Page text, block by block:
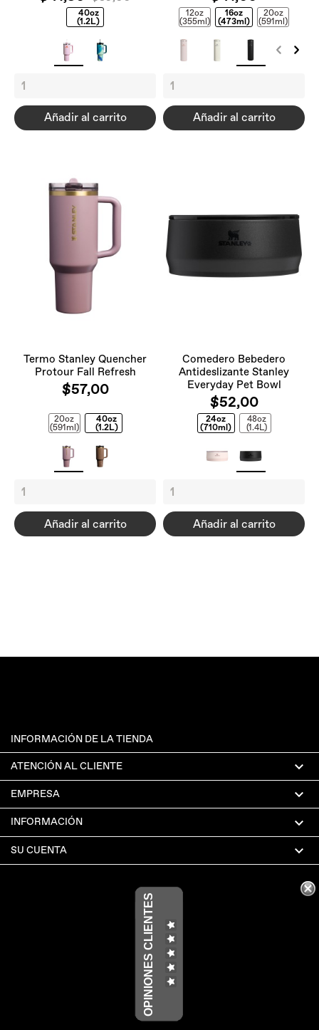
40oz
(1.2L)
Añadir al carrito
12oz
(355ml)
16oz
(473ml)
20oz
(591ml)
Añadir al carrito
Termo Stanley Quencher
Protour Fall Refresh
$57,00
20oz
(591ml)
40oz
(1.2L)
Añadir al carrito
Comedero Bebedero
Antideslizante Stanley
Everyday Pet Bowl
$52,00
24oz
(710ml)
48oz
(1.4L)
Añadir al carrito
INFORMACIÓN DE LA TIENDA
ATENCIÓN AL CLIENTE 
EMPRESA 
INFORMACIÓN 
SU CUENTA 
OPINIONES CLIENTES